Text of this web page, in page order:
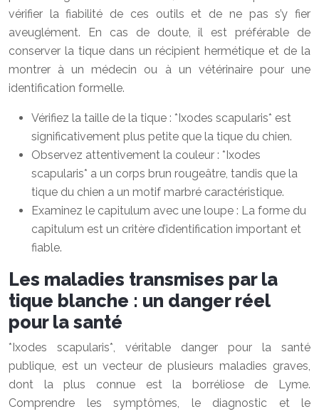
vérifier la fiabilité de ces outils et de ne pas s’y fier
aveuglément. En cas de doute, il est préférable de
conserver la tique dans un récipient hermétique et de la
montrer à un médecin ou à un vétérinaire pour une
identification formelle.
Vérifiez la taille de la tique : *Ixodes scapularis* est
significativement plus petite que la tique du chien.
Observez attentivement la couleur : *Ixodes
scapularis* a un corps brun rougeâtre, tandis que la
tique du chien a un motif marbré caractéristique.
Examinez le capitulum avec une loupe : La forme du
capitulum est un critère d’identification important et
fiable.
Les maladies transmises par la
tique blanche : un danger réel
pour la santé
*Ixodes scapularis*, véritable danger pour la santé
publique, est un vecteur de plusieurs maladies graves,
dont la plus connue est la borréliose de Lyme.
Comprendre les symptômes, le diagnostic et le